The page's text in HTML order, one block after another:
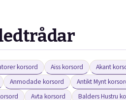
korsord Aiss korsord Akant
Anmodade korsord Antikt Mynt
Avta korsord Balders Hustru